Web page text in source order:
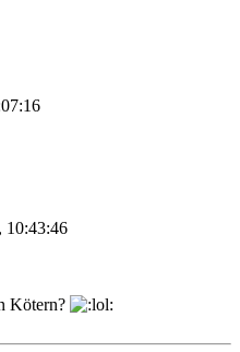
10:43:46
Kötern?